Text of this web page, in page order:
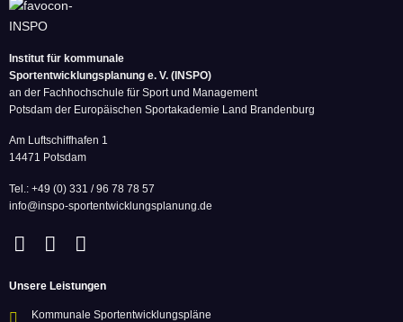
Institut für kommunale
Sportentwicklungsplanung e. V. (INSPO)
an der Fachhochschule für Sport und Management
Potsdam der Europäischen Sportakademie Land Brandenburg
Am Luftschiffhafen 1
14471 Potsdam
Tel.: +49 (0) 331 / 96 78 78 57
info@inspo-sportentwicklungsplanung.de
Unsere Leistungen
Kommunale Sportentwicklungspläne